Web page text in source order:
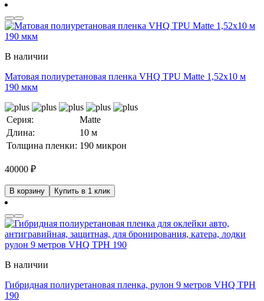
В наличии
Матовая полиуретановая пленка VHQ TPU Matte 1,52х10 м
190 мкм
Серия:
Matte
Длина:
10 м
Толщина пленки: 190 микрон
40000 ₽
В корзину Купить в 1 клик
В наличии
Гибридная полиуретановая пленка, рулон 9 метров VHQ TPH
190